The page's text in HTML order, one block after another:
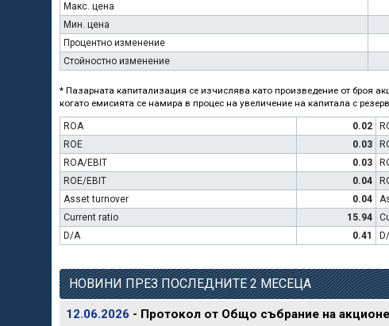
Макс. цена
Мин. цена
Процентно изменение
Стойностно изменение
* Пазарната капитализация се изчислява като произведение от броя
когато емисията се намира в процес на увеличение на капитала с
ROA 0.02
ROE
0.03
ROA/EBIT
0.03
ROE/EBIT
0.04
Asset turnover
0.04
Current ratio
15.94
D/A
0.41
НОВИНИ ПРЕЗ ПОСЛЕДНИТЕ 2 МЕСЕЦА
12.06.2026 - Протокол от Общо събрание на